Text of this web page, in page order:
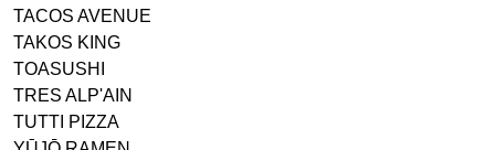
TACOS AVENUE
TAKOS KING
TOASUSHI
TRES ALP'AIN
TUTTI PIZZA